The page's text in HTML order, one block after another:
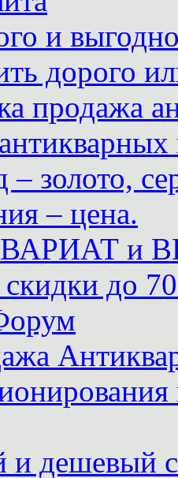
и
дорого
продажа
– золото,
– цена.
и
до
и дешевый